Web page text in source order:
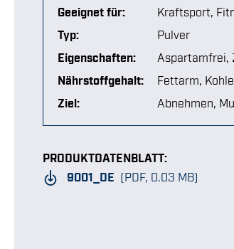
Geeignet für:
Kraftsport,
Typ:
Pulver
Eigenschaften:
Aspartamfrei,
Nährstoffgehalt:
Fettarm,
Ziel:
Abnehmen,
PRODUKTDATENBLATT:
9001_DE (PDF, 0.03 MB)